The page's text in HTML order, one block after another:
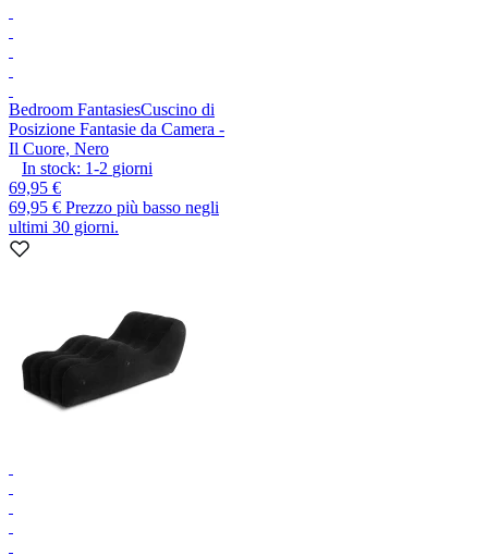
Bedroom FantasiesCuscino di
Posizione Fantasie da Camera -
Il Cuore, Nero
In stock: 1-2 giorni
69,95 €
69,95 € Prezzo più basso negli
ultimi 30 giorni.